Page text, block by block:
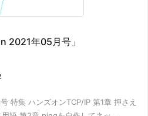
2021年05月号」
特集 ハンズオンTCP/IP 第1章 押さえ